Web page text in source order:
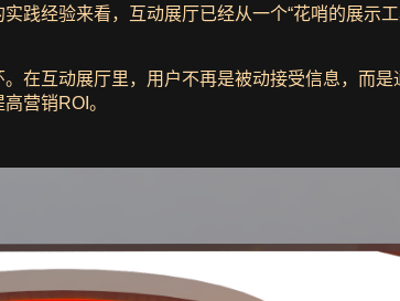
经验来看，互动展厅已经从一个“花哨的展示
在互动展厅里，用户不再是被动接受信息，而
营销ROI。